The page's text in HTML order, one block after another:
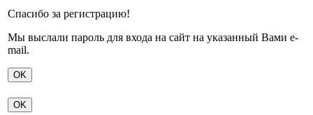
Спасибо за регистрацию!
Мы выслали пароль для входа на сайт на указанный Вами e-
mail.
OK
OK